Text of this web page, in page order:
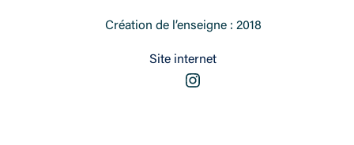
Création de l’enseigne : 2018
Site internet
Instagram